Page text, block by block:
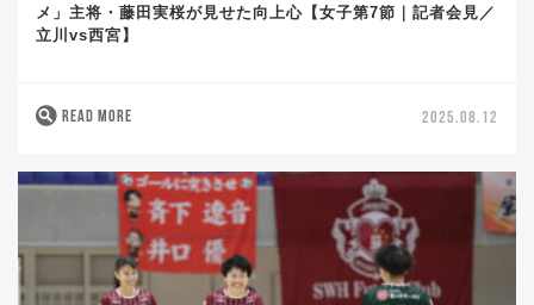
メ」主将・藤田実桜が見せた向上心【女子第7節｜記者会見／
立川vs西宮】
READ MORE 2025.08.12